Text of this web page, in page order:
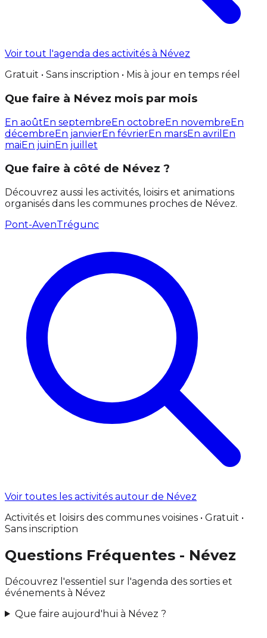
Voir tout l'agenda des activités à Névez
Gratuit • Sans inscription • Mis à jour en temps réel
Que faire à Névez mois par mois
En aoûtEn septembreEn octobreEn novembreEn
décembreEn janvierEn févrierEn marsEn avril En
maiEn juinEn juillet
Que faire à côté de Névez ?
Découvrez aussi les activités, loisirs et animations
organisés dans les communes proches de Névez.
Pont-AvenTrégunc
Voir toutes les activités autour de Névez
Activités et loisirs des communes voisines • Gratuit •
Sans inscription
Questions Fréquentes - Névez
Découvrez l'essentiel sur l'agenda des sorties et
événements à Névez
Que faire aujourd'hui à Névez ?